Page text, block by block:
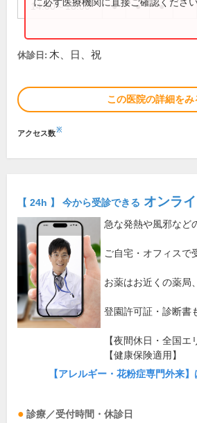
14:00～18:00 ● ● ●
休診日: 木、日、祝
この医院の詳細をみ
アクセス数※
【 24h 】 今から受診できる オンラ
急な発熱や風邪など
ご自宅・オフィスで
お薬はお近くの薬局
登園許可証・診断書
【夜間休日・全国エ
【健康保険適用】
【アレルギー・花粉症専門外来】
診療／受付時間・休診日